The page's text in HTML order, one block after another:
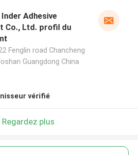
Adhesive
Co., Ltd. profil du
Fenglin road Chancheng
Guangdong China
vérifié
Regardez plus